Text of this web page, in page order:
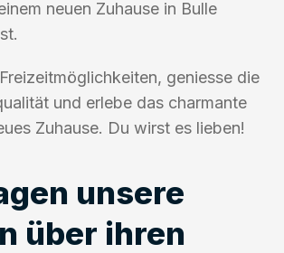
neuen Zuhause in Bulle
geniesse die
und erlebe das charmante
Zuhause. Du wirst es lieben!
unsere
über ihren